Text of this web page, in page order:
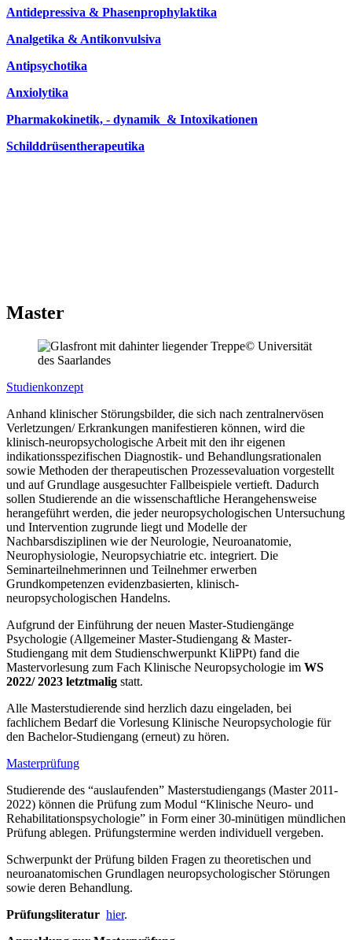
Antidepressiva & Phasenprophylaktika
Analgetika & Antikonvulsiva
Antipsychotika
Anxiolytika
Pharmakokinetik, - dynamik_& Intoxikationen
Schilddrüsentherapeutika
Master
© Universität
des Saarlandes
Studienkonzept
Anhand klinischer Störungsbilder, die sich nach zentralnervösen
Verletzungen/ Erkrankungen manifestieren können, wird die
klinisch-neuropsychologische Arbeit mit den ihr eigenen
indikationsspezifischen Diagnostik- und Behandlungsrationalen
sowie Methoden der therapeutischen Prozessevaluation vorgestellt
und auf Grundlage ausgesuchter Fallbeispiele vertieft. Dadurch
sollen Studierende an die wissenschaftliche Herangehensweise
herangeführt werden, die jeder neuropsychologischen Untersuchung
und Intervention zugrunde liegt und Modelle der
Nachbarsdisziplinen wie der Neurologie, Neuroanatomie,
Neurophysiologie, Neuropsychiatrie etc. integriert. Die
Seminarteilnehmerinnen und Teilnehmer erwerben
Grundkompetenzen evidenzbasierten, klinisch-
neuropsychologischen Handelns.
Aufgrund der Einführung der neuen Master-Studiengänge
Psychologie (Allgemeiner Master-Studiengang & Master-
Studiengang mit dem Studienschwerpunkt KliPPt) fand die
Mastervorlesung zum Fach Klinische Neuropsychologie im WS
2022/ 2023 letztmalig statt.
Alle Masterstudierende sind herzlich dazu eingeladen, bei
fachlichem Bedarf die Vorlesung Klinische Neuropsychologie für
den Bachelor-Studiengang (erneut) zu hören.
Masterprüfung
Studierende des “auslaufenden” Masterstudiengangs (Master 2011-
2022) können die Prüfung zum Modul “Klinische Neuro- und
Rehabilitationspsychologie” in Form einer 30-minütigen mündlichen
Prüfung ablegen. Prüfungstermine werden individuell vergeben.
Schwerpunkt der Prüfung bilden Fragen zu theoretischen und
neuroanatomischen Grundlagen neuropsychologischer Störungen
sowie deren Behandlung.
Prüfungsliteratur hier.